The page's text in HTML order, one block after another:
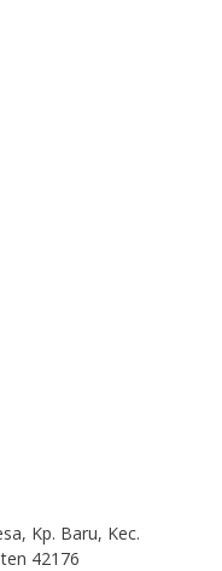
Kp. Baru, Kec.
42176